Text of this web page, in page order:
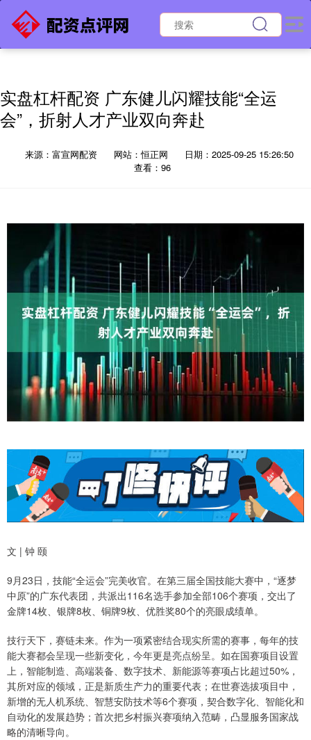
实盘杠杆配资 广东健儿闪耀技能“全运
会”，折射人才产业双向奔赴
来源：富宣网配资 网站：恒正网
日期：2025-09-25 15:26:50
查看：96
文 | 钟 颐
9月23日，技能“全运会”完美收官。在第三届全国技能大赛中，“逐梦
中原”的广东代表团，共派出116名选手参加全部106个赛项，交出了
金牌14枚、银牌8枚、铜牌9枚、优胜奖80个的亮眼成绩单。
技行天下，赛链未来。作为一项紧密结合现实所需的赛事，每年的技
能大赛都会呈现一些新变化，今年更是亮点纷呈。如在国赛项目设置
上，智能制造、高端装备、数字技术、新能源等赛项占比超过50%，
其所对应的领域，正是新质生产力的重要代表；在世赛选拔项目中，
新增的无人机系统、智慧安防技术等6个赛项，契合数字化、智能化和
自动化的发展趋势；首次把乡村振兴赛项纳入范畴，凸显服务国家战
略的清晰导向。